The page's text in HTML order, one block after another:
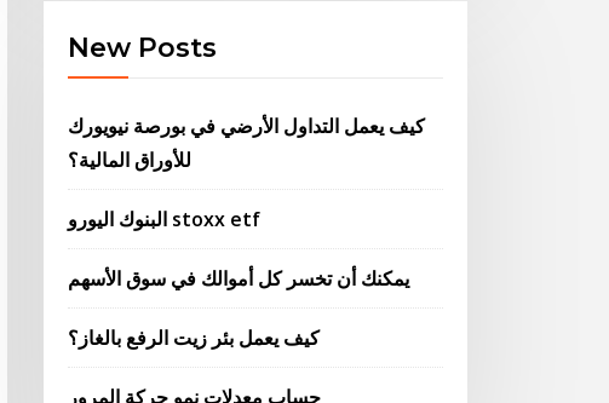
New Posts
كيف يعمل التداول الأرضي في بورصة نيويورك
للأوراق المالية؟
البنوك اليورو stoxx etf
يمكنك أن تخسر كل أموالك في سوق الأسهم
كيف يعمل بئر زيت الرفع بالغاز؟
حساب معدلات نمو حركة المرور